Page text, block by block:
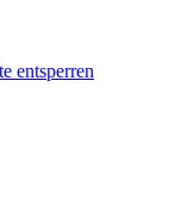
entsperren